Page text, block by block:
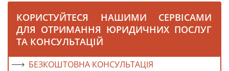
КОРИСТУЙТЕСЯ НАШИМИ СЕРВІСАМИ
ДЛЯ ОТРИМАННЯ ЮРИДИЧНИХ ПОСЛУГ
ТА КОНСУЛЬТАЦІЙ
БЕЗКОШТОВНА КОНСУЛЬТАЦІЯ